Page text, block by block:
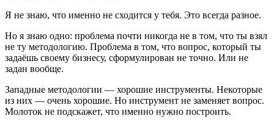
Я не знаю, что именно не сходится у тебя. Это всегда разное.
Но я знаю одно: проблема почти никогда не в том, что ты взял
не ту методологию. Проблема в том, что вопрос, который ты
задаёшь своему бизнесу, сформулирован не точно. Или не
задан вообще.
Западные методологии — хорошие инструменты. Некоторые
из них — очень хорошие. Но инструмент не заменяет вопрос.
Молоток не подскажет, что именно нужно построить.